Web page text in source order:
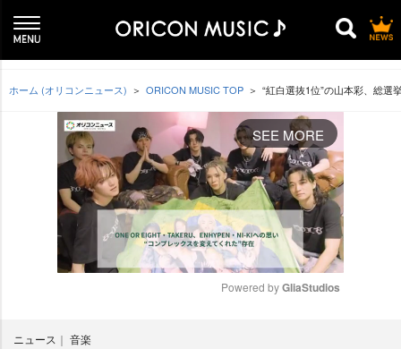
ホーム (オリコンニュース) ORICON MUSIC TOP “紅白選抜1位”の山本彩、総
SEE MORE
Powered by GliaStudios
ニュース 音楽